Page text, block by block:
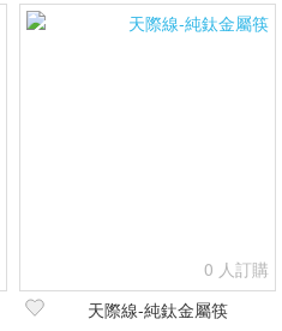
0 人訂購
天際線-純鈦金屬筷